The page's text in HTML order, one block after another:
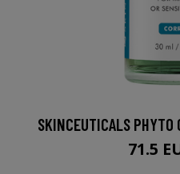
SKINCEUTICALS
71.5